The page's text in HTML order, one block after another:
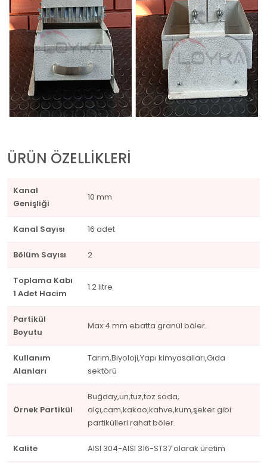
ÜRÜN ÖZELLİKLERİ
Kanal
Genişliği
10 mm
Kanal Sayısı 16 adet
Bölüm Sayısı 2
Toplama Kabı
1 Adet Hacim
1.2 litre
Partikül
Boyutu
Max:4 mm ebatta granül böler.
Kullanım
Alanları
Tarım,Biyoloji,Yapı kimyasalları,Gıda
sektörü
Örnek Partikül
Buğday,un,tuz,toz soda,
alçı,cam,kakao,kahve,kum,şeker gibi
partikülleri rahat böler.
Kalite AISI 304-AISI 316-ST37 olarak üretim